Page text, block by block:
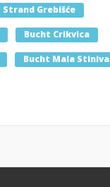
Strand Grebišće
Bucht Crikvica
Bucht Mala Stiniva